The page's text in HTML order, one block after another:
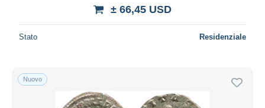
± 66,45 USD
Stato Residenziale
Nuovo